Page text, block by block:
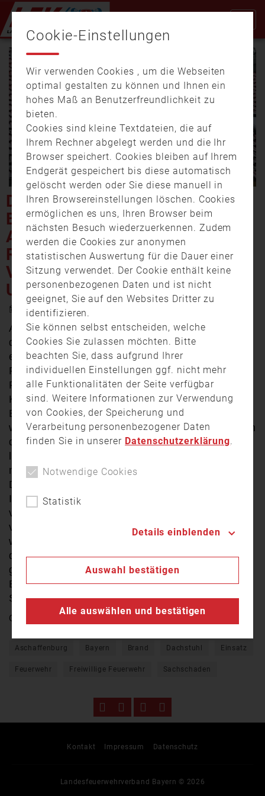
Video
DACHSTUHLBRAND NACH
BLITZEINSCHLAG IN
ASCHAFFENBURG –
REIHENHÄUSER TEILWEISE
VORÜBERGEHEND
UNBEWOHNBAR
27. Juni 2024 17:27
Am Mittwochnachmittag istin Aschaffenburg
der Dachstuhl eines Reihenhauses
eines Blitzeinschlages in Brand geraten.
Feuer griff auf mehrere Häuser über. Die
Feuerwehr war mit einem Großaufgebot an
Kräften und drei Drehleitern im Einsatz. Der
Brand konnte schnell unter Kontrolle gebracht
werden, jedoch hatte sich das Feuer bereits in
der sogenannten Dachhaut ausgebreitet. Um
musste diese teilweise geöffnet und die
Dämmung entfernt werden.
Insgesamt waren drei bis vier Reihenhäuser
von dem Brand betroffen, die nun teilweise
vorübergehend unbewohnbar sind. Verletzt
wurde niemand.
des Einsatzes für mehrere Stunden voll
gesperrt. Die Kripo Aschaffenburg hat nun die
Ermittlungen,unter anderen zur
Schadenshöhe,aufgenommen.
Quelle:
Aschaffenburg Bayern Brand Dachstuhl Einsatz
Feuerwehr Freiwillige Feuerwehr Sachschaden
Kontakt Impressum Datenschutz
Landesfeuerwehrverband Bayern © 2026
Cookie-Einstellungen
Wir verwenden Cookies , um die Webseiten
optimal gestalten zu können und Ihnen ein
hohes Maß an Benutzerfreundlichkeit zu
bieten.
Cookies sind kleine Textdateien, die auf
Ihrem Rechner abgelegt werden und die Ihr
Browser speichert. Cookies bleiben auf Ihrem
Endgerät gespeichert bis diese automatisch
gelöscht werden oder Sie diese manuell in
Ihren Browsereinstellungen löschen. Cookies
ermöglichen es uns, Ihren Browser beim
nächsten Besuch wiederzuerkennen. Zudem
werden die Cookies zur anonymen
statistischen Auswertung für die Dauer einer
Sitzung verwendet. Der Cookie enthält keine
personenbezogenen Daten und ist nicht
geeignet, Sie auf den Websites Dritter zu
identifizieren.
Sie können selbst entscheiden, welche
Cookies Sie zulassen möchten. Bitte
beachten Sie, dass aufgrund Ihrer
individuellen Einstellungen ggf. nicht mehr
alle Funktionalitäten der Seite verfügbar
sind. Weitere Informationen zur Verwendung
von Cookies, der Speicherung und
Verarbeitung personenbezogener Daten
finden Sie in unserer Datenschutzerklärung.
Notwendige Cookies
Statistik
Details einblenden
Auswahl bestätigen
Alle auswählen und bestätigen